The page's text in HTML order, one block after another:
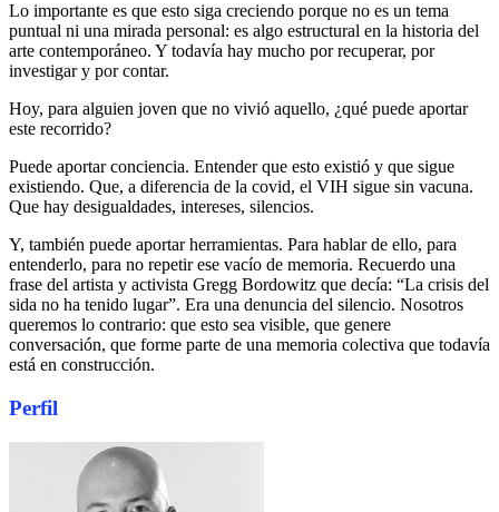
Lo importante es que esto siga creciendo porque no es un tema
puntual ni una mirada personal: es algo estructural en la historia del
arte contemporáneo. Y todavía hay mucho por recuperar, por
investigar y por contar.
Hoy, para alguien joven que no vivió aquello, ¿qué puede aportar
este recorrido?
Puede aportar conciencia. Entender que esto existió y que sigue
existiendo. Que, a diferencia de la covid, el VIH sigue sin vacuna.
Que hay desigualdades, intereses, silencios.
Y, también puede aportar herramientas. Para hablar de ello, para
entenderlo, para no repetir ese vacío de memoria. Recuerdo una
frase del artista y activista Gregg Bordowitz que decía: “La crisis del
sida no ha tenido lugar”. Era una denuncia del silencio. Nosotros
queremos lo contrario: que esto sea visible, que genere
conversación, que forme parte de una memoria colectiva que todavía
está en construcción.
Perfil